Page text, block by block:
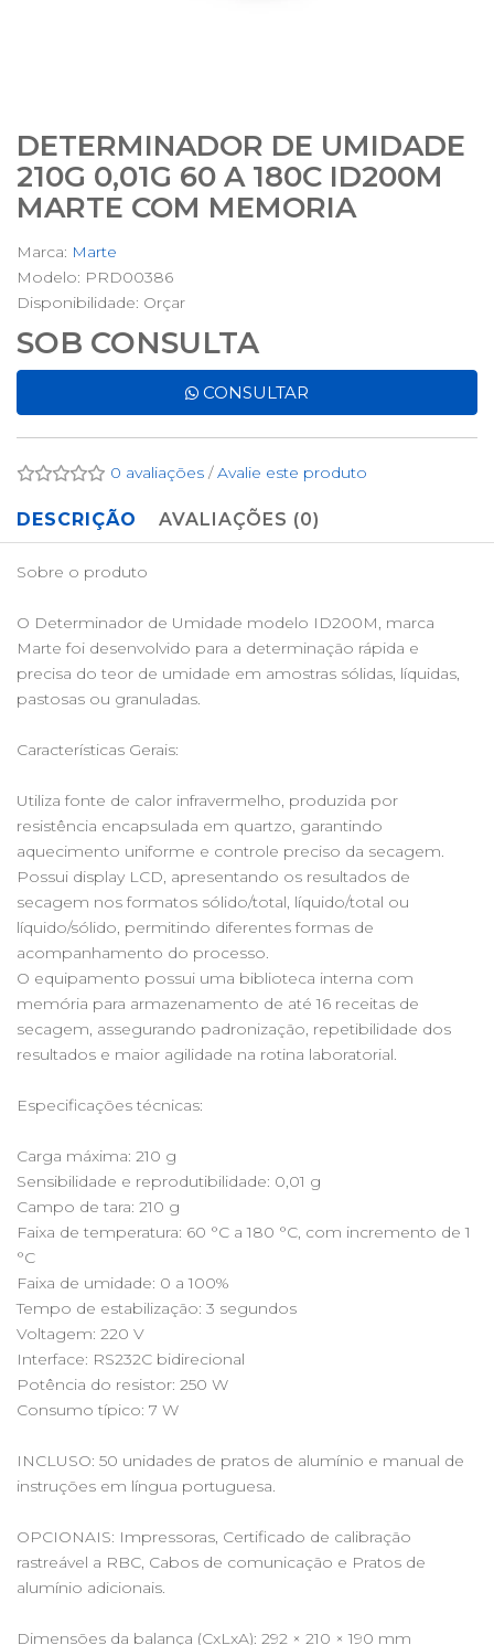
DETERMINADOR DE UMIDADE
210G 0,01G 60 A 180C ID200M
MARTE COM MEMORIA
Marca: Marte
Modelo: PRD00386
Disponibilidade: Orçar
SOB CONSULTA
CONSULTAR
0 avaliações /Avalie este produto
DESCRIÇÃO AVALIAÇÕES (0)
Sobre o produto
O Determinador de Umidade modelo ID200M, marca
Marte foi desenvolvido para a determinação rápida e
precisa do teor de umidade em amostras sólidas, líquidas,
pastosas ou granuladas.
Características Gerais:
Utiliza fonte de calor infravermelho, produzida por
resistência encapsulada em quartzo, garantindo
aquecimento uniforme e controle preciso da secagem.
Possui display LCD, apresentando os resultados de
secagem nos formatos sólido/total, líquido/total ou
líquido/sólido, permitindo diferentes formas de
acompanhamento do processo.
O equipamento possui uma biblioteca interna com
memória para armazenamento de até 16 receitas de
secagem, assegurando padronização, repetibilidade dos
resultados e maior agilidade na rotina laboratorial.
Especificações técnicas:
Carga máxima: 210 g
Sensibilidade e reprodutibilidade: 0,01 g
Campo de tara: 210 g
Faixa de temperatura: 60 °C a 180 °C, com incremento de 1
°C
Faixa de umidade: 0 a 100%
Tempo de estabilização: 3 segundos
Voltagem: 220 V
Interface: RS232C bidirecional
Potência do resistor: 250 W
Consumo típico: 7 W
INCLUSO: 50 unidades de pratos de alumínio e manual de
instruções em língua portuguesa.
OPCIONAIS: Impressoras, Certificado de calibração
rastreável a RBC, Cabos de comunicação e Pratos de
alumínio adicionais.
Dimensões da balança (CxLxA): 292 × 210 × 190 mm